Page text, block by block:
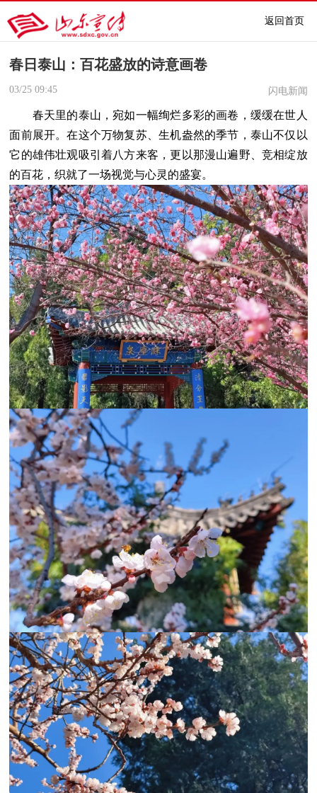
返回首页
春日泰山：百花盛放的诗意画卷
03/25 09:45 闪电新闻
春天里的泰山，宛如一幅绚烂多彩的画卷，缓缓在世人
面前展开。在这个万物复苏、生机盎然的季节，泰山不仅以
它的雄伟壮观吸引着八方来客，更以那漫山遍野、竞相绽放
的百花，织就了一场视觉与心灵的盛宴。